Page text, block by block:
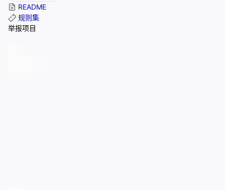
README
规则集
举报项目